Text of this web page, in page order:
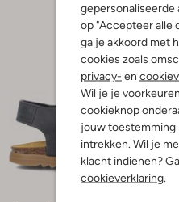
gepersonaliseerde
op "Accepteer alle
ga je akkoord met
cookies zoals
privacy- en
Wil je je
cookieknop
jouw toestemming
intrekken. Wil je
klacht indienen?
cookieverklaring